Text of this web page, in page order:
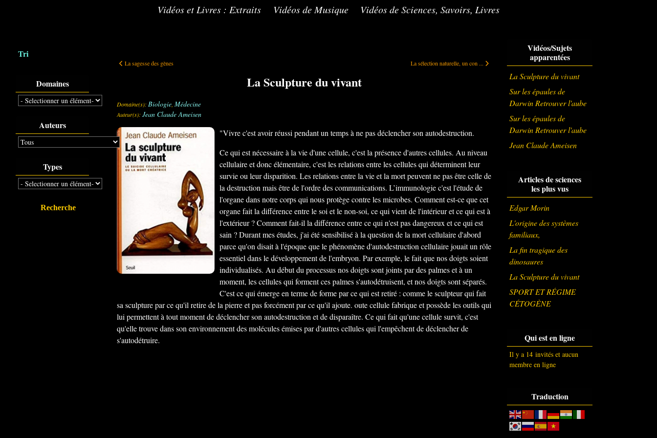
Vidéos et Livres : Extraits Vidéos de Musique Vidéos de Sciences, Savoirs, Livres
Tri
Domaines
Auteurs
Types
Recherche
La sagesse des gènes
La sagesse des gènes La sélection naturelle, un concept audacieux
La sélection naturelle, un con ...
La Sculpture du vivant
Domaine(s): Biologie, Médecine
Auteur(s): Jean Claude Ameisen
"Vivre c'est avoir réussi pendant un temps à ne pas déclencher son autodestruction.
Ce qui est nécessaire à la vie d'une cellule, c'est la présence d'autres cellules. Au niveau
cellulaire et donc élémentaire, c'est les relations entre les cellules qui déterminent leur
survie ou leur disparition. Les relations entre la vie et la mort peuvent ne pas être celle de
la destruction mais être de l'ordre des communications. L’immunologie c'est l'étude de
l'organe dans notre corps qui nous protège contre les microbes. Comment est-ce que cet
organe fait la différence entre le soi et le non-soi, ce qui vient de l'intérieur et ce qui est à
l'extérieur ? Comment fait-il la différence entre ce qui n'est pas dangereux et ce qui est
sain ? Durant mes études, j'ai été sensibilisé à la question de la mort cellulaire d'abord
parce qu'on disait à l'époque que le phénomène d'autodestruction cellulaire jouait un rôle
essentiel dans le développement de l'embryon. Par exemple, le fait que nos doigts soient
individualisés. Au début du processus nos doigts sont joints par des palmes et à un
moment, les cellules qui forment ces palmes s'autodétruisent, et nos doigts sont séparés.
C'est ce qui émerge en terme de forme par ce qui est retiré : comme le sculpteur qui fait
sa sculpture par ce qu'il retire de la pierre et pas forcément par ce qu'il ajoute. oute cellule fabrique et possède les outils qui
lui permettent à tout moment de déclencher son autodestruction et de disparaître. Ce qui fait qu'une cellule survit, c'est
qu'elle trouve dans son environnement des molécules émises par d'autres cellules qui l'empêchent de déclencher de
s'autodétruire.
Vidéos/Sujets
apparentées
La Sculpture du vivant
Sur les épaules de
Darwin Retrouver l'aube
Sur les épaules de
Darwin Retrouver l'aube
Jean Claude Ameisen
Articles de sciences
les plus vus
Edgar Morin
L'origine des systèmes
familiaux,
La fin tragique des
dinosaures
La Sculpture du vivant
SPORT ET RÉGIME
CÉTOGÈNE
Qui est en ligne
Il y a 14 invités et aucun
membre en ligne
Traduction